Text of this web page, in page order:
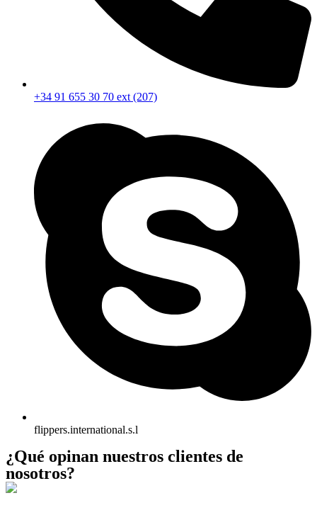
+34 91 655 30 70 ext (207)
flippers.international.s.l
¿Qué opinan nuestros clientes de
nosotros?